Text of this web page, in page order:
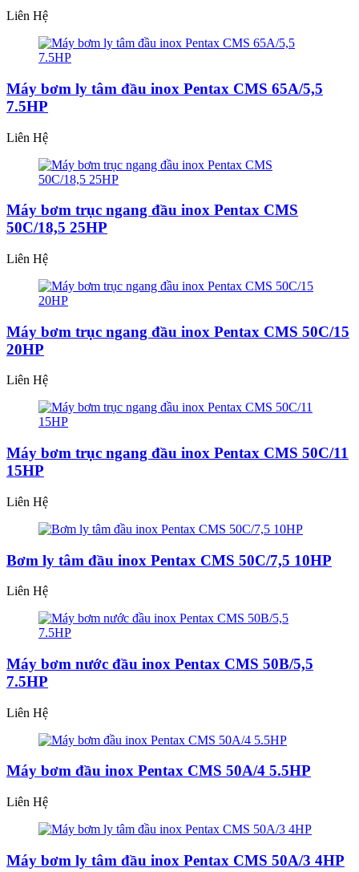
Liên Hệ
Máy bơm ly tâm đầu inox Pentax CMS 65A/5,5
7.5HP
Liên Hệ
Máy bơm trục ngang đầu inox Pentax CMS
50C/18,5 25HP
Liên Hệ
Máy bơm trục ngang đầu inox Pentax CMS 50C/15
20HP
Liên Hệ
Máy bơm trục ngang đầu inox Pentax CMS 50C/11
15HP
Liên Hệ
Bơm ly tâm đầu inox Pentax CMS 50C/7,5 10HP
Liên Hệ
Máy bơm nước đầu inox Pentax CMS 50B/5,5
7.5HP
Liên Hệ
Máy bơm đầu inox Pentax CMS 50A/4 5.5HP
Liên Hệ
Máy bơm ly tâm đầu inox Pentax CMS 50A/3 4HP